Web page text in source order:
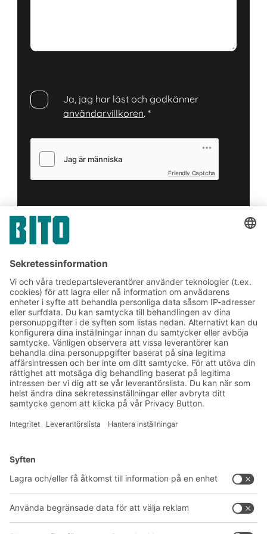
Ja, jag har läst och godkänner
användarvillkoren.*
Friendly Captcha
Prenumerera på vårt
nyhetsbrev:
Lager- och logistiknyheter
Exklusiva erbjudanden
Produktnyheter
Prenumerera på vårt
nyhetsbrev
Lösningar
Intralogistiklösningar
Lådsystem
Hyllsystem
Produktkatalog
BITO PROJEKTGUIDE
Nedladdningar